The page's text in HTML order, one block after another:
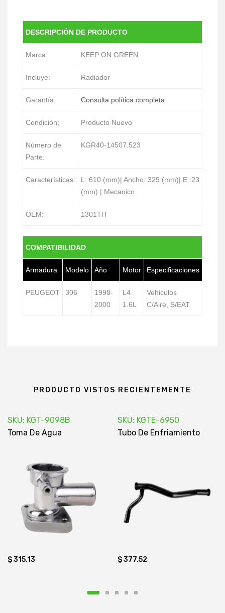
DESCRIPCIÓN DE PRODUCTO
Marca: KEEP ON GREEN
Incluye: Radiador
Garantía: Consulta política completa
Condición: Producto Nuevo
Número de
Parte:
KGR40-14507.523
Características:
L: 610 (mm)| Ancho: 329 (mm)| E: 23
(mm) | Mecanico
OEM: 1301TH
COMPATIBILIDAD
Armadura Modelo Año Motor Especificaciones
PEUGEOT 306
1998-
2000
L4
1.6L
Vehiculos
C/Aire, S/EAT
PRODUCTO VISTOS RECIENTEMENTE
SKU: KGT-9098B
Toma De Agua
$ 315.13
SKU: KGTE-6950
Tubo De Enfriamiento
$ 377.52